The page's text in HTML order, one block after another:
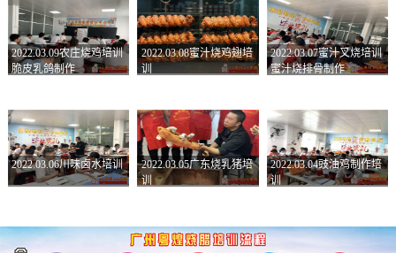
2022.03.09农庄烧鸡培训
脆皮乳鸽制作
2022.03.08蜜汁烧鸡翅培
训
2022.03.07蜜汁叉烧培训
蜜汁烧排骨制作
2022.03.06川味卤水培训
2022.03.05广东烧乳猪培
训
2022.03.04豉油鸡制作培
训